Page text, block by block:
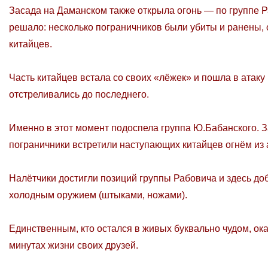
Засада на Даманском также открыла огонь — по группе
решало: несколько пограничников были убиты и
китайцев.
Часть китайцев встала со своих «лёжек» и пошла в
отстреливались до последнего.
Именно в этот момент подоспела группа Ю.Бабанского.
пограничники встретили наступающих китайцев огнём из
Налётчики достигли позиций группы Рабовича и здесь
холодным оружием (штыками, ножами).
Единственным, кто остался в живых буквально чудом,
минутах жизни своих друзей.